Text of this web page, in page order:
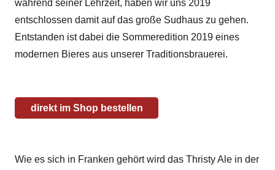
während seiner Lehrzeit, haben wir uns 2019
entschlossen damit auf das große Sudhaus zu gehen.
Entstanden ist dabei die Sommeredition 2019 eines
modernen Bieres aus unserer Traditionsbrauerei.
direkt im Shop bestellen
Wie es sich in Franken gehört wird das Thristy Ale in der